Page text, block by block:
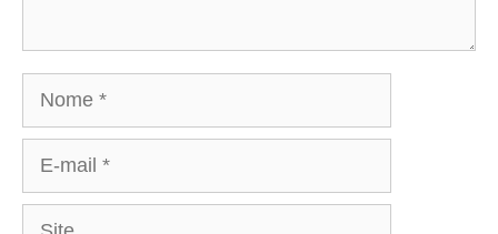
Nome
mail
Site